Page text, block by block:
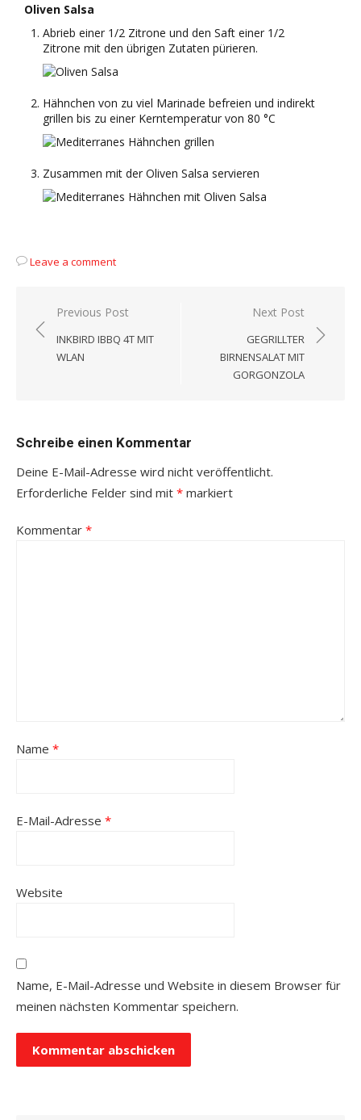
Oliven Salsa
Abrieb einer 1/2 Zitrone und den Saft einer 1/2
Zitrone mit den übrigen Zutaten pürieren.
Hähnchen von zu viel Marinade befreien und indirekt
grillen bis zu einer Kerntemperatur von 80 °C
Zusammen mit der Oliven Salsa servieren
Leave a comment
Beitragsnavigation
Previous Post
INKBIRD IBBQ 4T MIT
WLAN
Next Post
GEGRILLTER
BIRNENSALAT MIT
GORGONZOLA
Schreibe einen Kommentar
Deine E-Mail-Adresse wird nicht veröffentlicht.
Erforderliche Felder sind mit * markiert
Kommentar *
Name *
E-Mail-Adresse *
Website
Name, E-Mail-Adresse und Website in diesem Browser für
meinen nächsten Kommentar speichern.